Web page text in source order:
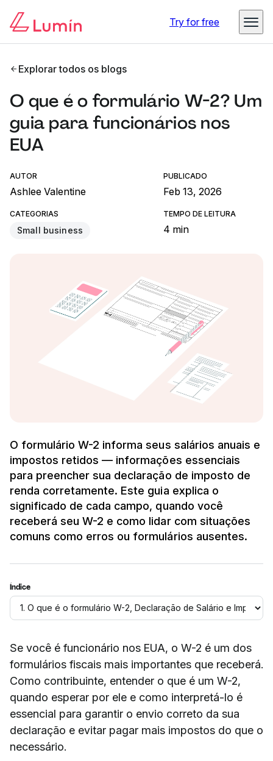
Try for free
Explorar todos os blogs
O que é o formulário W-2? Um
guia para funcionários nos
EUA
AUTOR
Ashlee Valentine
PUBLICADO
Feb 13, 2026
CATEGORIAS
Small business
TEMPO DE LEITURA
4 min
O formulário W-2 informa seus salários anuais e
impostos retidos — informações essenciais
para preencher sua declaração de imposto de
renda corretamente. Este guia explica o
significado de cada campo, quando você
receberá seu W-2 e como lidar com situações
comuns como erros ou formulários ausentes.
Índice
Se você é funcionário nos EUA, o W-2 é um dos
formulários fiscais mais importantes que receberá.
Como contribuinte, entender o que é um W-2,
quando esperar por ele e como interpretá-lo é
essencial para garantir o envio correto da sua
declaração e evitar pagar mais impostos do que o
necessário.